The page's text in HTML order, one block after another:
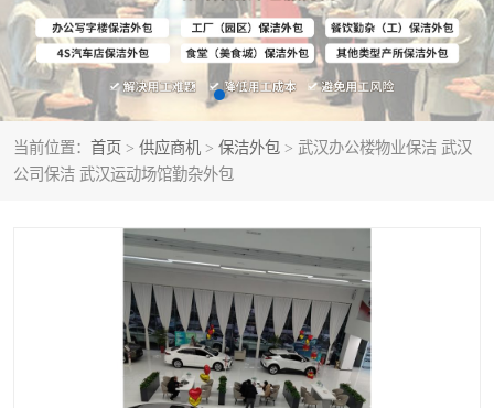
当前位置： 首页 > 供应商机 > 保洁外包 > 武汉办公楼物业保洁 武汉
公司保洁 武汉运动场馆勤杂外包